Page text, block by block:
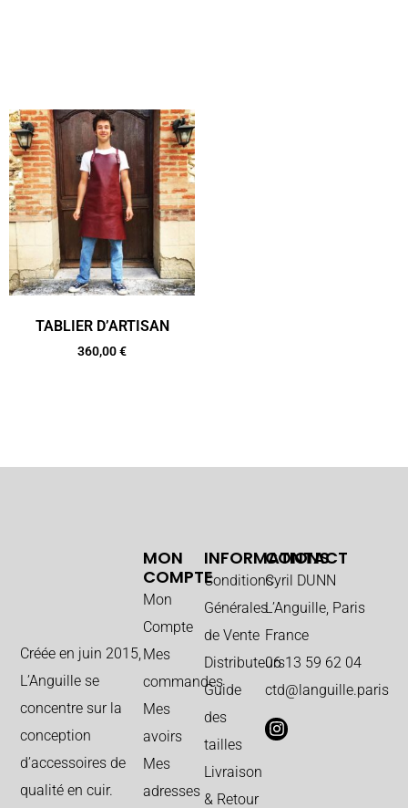
TABLIER D’ARTISAN
360,00€
Créée en juin 2015,
L’Anguille se
concentre sur la
conception
d’accessoires de
qualité en cuir.
INFORMATIONS
Conditions
Générales
de Vente
Distributeurs
Guide
des
tailles
Livraison
& Retour
MON
COMPTE
Mon
Compte
Mes
commandes
Mes
avoirs
Mes
adresses
CONTACT
Cyril DUNN
L’Anguille, Paris
France
06 13 59 62 04
ctd@languille.paris